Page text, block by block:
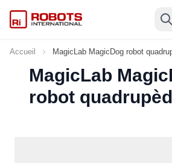
Accueil MagicLab MagicDog robot
MagicLab
robot